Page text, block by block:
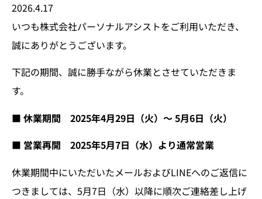
2026.4.17
いつも株式会社パーソナルアシストをご利用いただき、
誠にありがとうございます。
下記の期間、誠に勝手ながら休業とさせていただきま
す。
■ 休業期間 2025年4月29日（火）〜 5月6日（火）
■ 営業再開 2025年5月7日（水）より通常営業
休業期間中にいただいたメールおよびLINEへのご返信に
つきましては、5月7日（水）以降に順次ご連絡差し上げ